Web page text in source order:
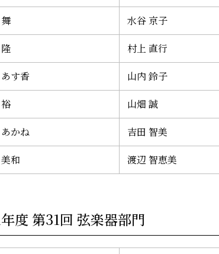
水谷 京子
村上 直行
す香 山内 鈴子
山畑 誠
かね 吉田 智美
和 渡辺 智恵美
度 第31回 弦楽器部門